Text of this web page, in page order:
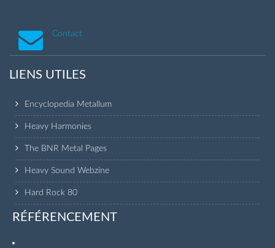
Contact
LIENS UTILES
Encyclopedia Metallum
Heavy Harmonies
The BNR Metal Pages
Heavy Sound Webzine
Hard Rock 80
RÉFÉRENCEMENT